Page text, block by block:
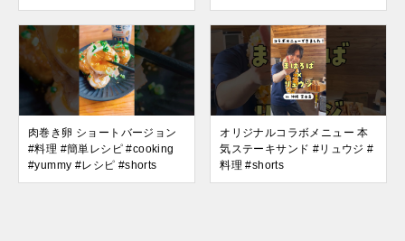
肉巻き卵 ショートバージョン
#料理 #簡単レシピ #cooking
#yummy #レシピ #shorts
オリジナルコラボメニュー 本
気ステーキサンド #リュウジ #
料理 #shorts